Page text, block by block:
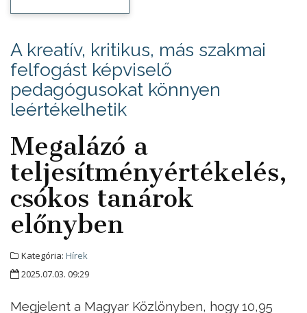
A kreatív, kritikus, más szakmai
felfogást képviselő
pedagógusokat könnyen
leértékelhetik
Megalázó a
teljesítményértékelés,
csókos tanárok
előnyben
Kategória: Hírek
2025.07.03. 09:29
Megjelent a Magyar Közlönyben, hogy 10,95